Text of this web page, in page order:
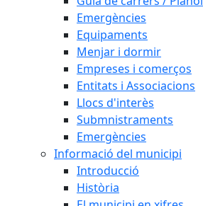
Emergències
Equipaments
Menjar i dormir
Empreses i comerços
Entitats i Associacions
Llocs d'interès
Submnistraments
Emergències
Informació del municipi
Introducció
Història